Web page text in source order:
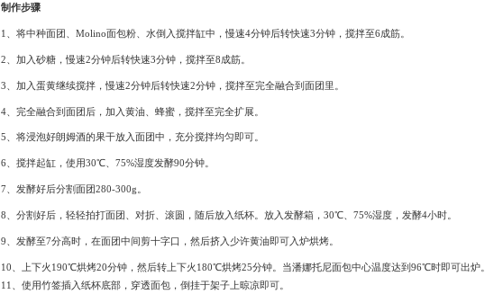
制作步骤
1、将中种面团、Molino面包粉、水倒入搅拌缸中，慢速4分钟后转快速3分钟，搅拌至6成筋。
2、加入砂糖，慢速2分钟后转快速3分钟，搅拌至8成筋。
3、加入蛋黄继续搅拌，慢速2分钟后转快速2分钟，搅拌至完全融合到面团里。
4、完全融合到面团后，加入黄油、蜂蜜，搅拌至完全扩展。
5、将浸泡好朗姆酒的果干放入面团中，充分搅拌均匀即可。
6、搅拌起缸，使用30℃、75%湿度发酵90分钟。
7、发酵好后分割面团280-300g。
8、分割好后，轻轻拍打面团、对折、滚圆，随后放入纸杯。放入发酵箱，30℃、75%湿度，发酵4小时。
9、发酵至7分高时，在面团中间剪十字口，然后挤入少许黄油即可入炉烘烤。
10、上下火190℃烘烤20分钟，然后转上下火180℃烘烤25分钟。当潘娜托尼面包中心温度达到96℃时即可出炉。
11、使用竹签插入纸杯底部，穿透面包，倒挂于架子上晾凉即可。